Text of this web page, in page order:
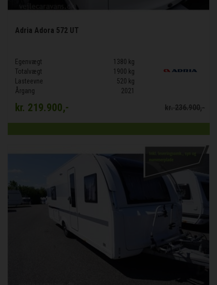
Adria Adora 572 UT
Egenvægt
1380 kg
Totalvægt
1900 kg
Lasteevne
520 kg
Årgang
2021
kr. 219.900,- kr.236.900,-